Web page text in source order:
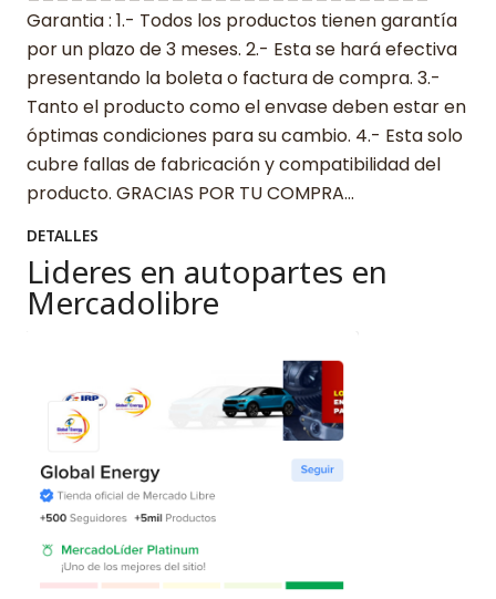
Garantia : 1.- Todos los productos tienen garantía
por un plazo de 3 meses. 2.- Esta se hará efectiva
presentando la boleta o factura de compra. 3.-
Tanto el producto como el envase deben estar en
óptimas condiciones para su cambio. 4.- Esta solo
cubre fallas de fabricación y compatibilidad del
producto. GRACIAS POR TU COMPRA…
DETALLES
Lideres en autopartes en
Mercadolibre